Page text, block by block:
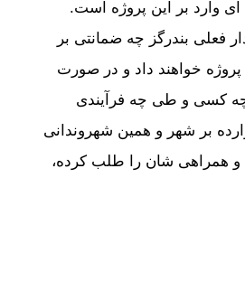
وارد بر این پروژه است.
فعلی بندرگز چه ضمانتی بر
خواهند داد و در صورت
چه کسی و طی چه فرآیندی
بر شهر و همین شهروندانی
و همراهی شان را طلب کرده،